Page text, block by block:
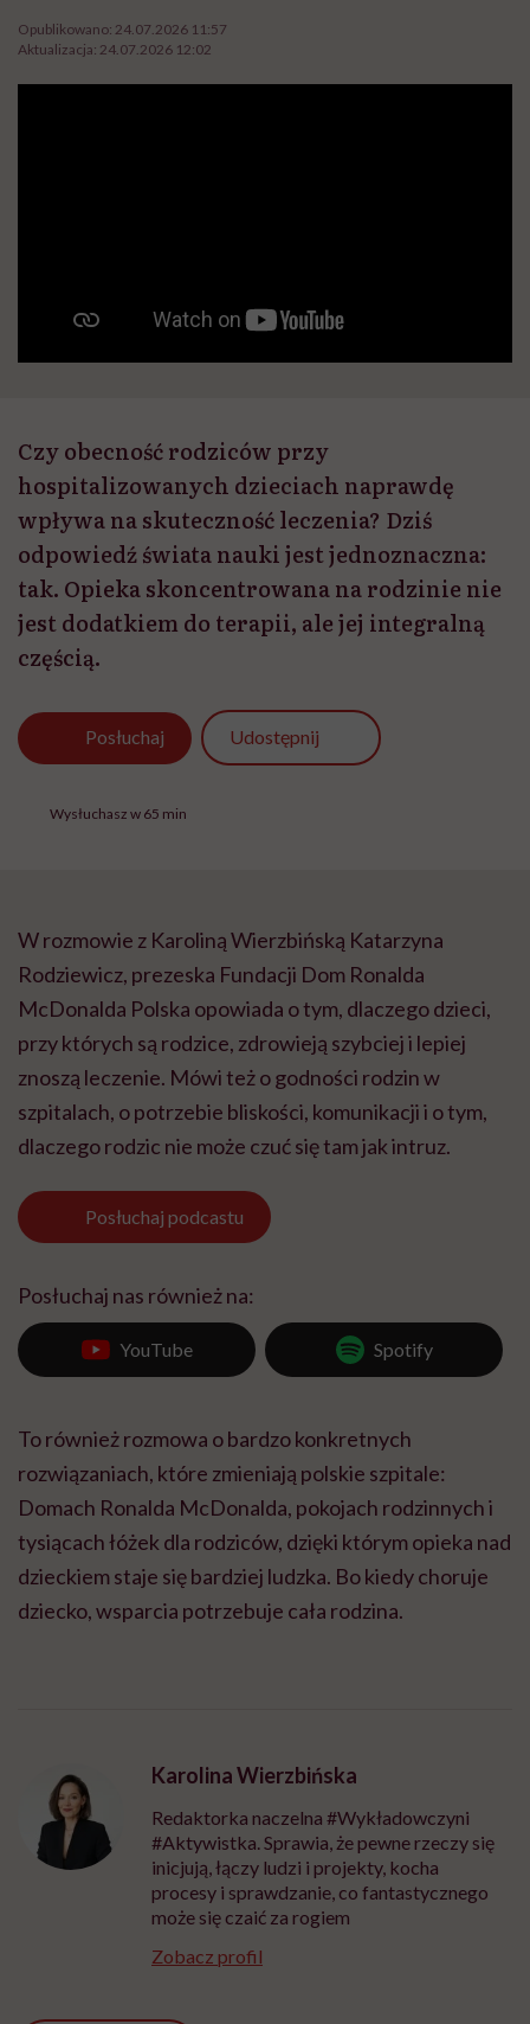
Opublikowano: 24.07.2026 11:57
Aktualizacja: 24.07.2026 12:02
Czy obecność rodziców przy
hospitalizowanych dzieciach naprawdę
wpływa na skuteczność leczenia? Dziś
odpowiedź świata nauki jest jednoznaczna:
tak. Opieka skoncentrowana na rodzinie nie
jest dodatkiem do terapii, ale jej integralną
częścią.
Posłuchaj Udostępnij
Wysłuchasz w 65 min
W rozmowie z Karoliną Wierzbińską Katarzyna
Rodziewicz, prezeska Fundacji Dom Ronalda
McDonalda Polska opowiada o tym, dlaczego dzieci,
przy których są rodzice, zdrowieją szybciej i lepiej
znoszą leczenie. Mówi też o godności rodzin w
szpitalach, o potrzebie bliskości, komunikacji i o tym,
dlaczego rodzic nie może czuć się tam jak intruz.
Posłuchaj podcastu
Posłuchaj nas również na:
YouTube Spotify
To również rozmowa o bardzo konkretnych
rozwiązaniach, które zmieniają polskie szpitale:
Domach Ronalda McDonalda, pokojach rodzinnych i
tysiącach łóżek dla rodziców, dzięki którym opieka nad
dzieckiem staje się bardziej ludzka. Bo kiedy choruje
dziecko, wsparcia potrzebuje cała rodzina.
Karolina Wierzbińska
Redaktorka naczelna #Wykładowczyni
#Aktywistka. Sprawia, że pewne rzeczy się
inicjują, łączy ludzi i projekty, kocha
procesy i sprawdzanie, co fantastycznego
może się czaić za rogiem
Zobacz profil